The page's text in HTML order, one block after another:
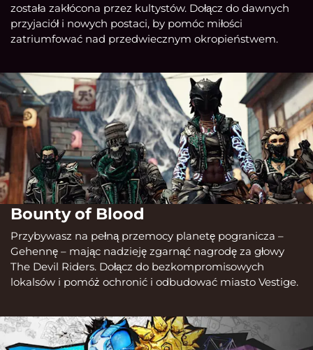
została zakłócona przez kultystów. Dołącz do dawnych
przyjaciół i nowych postaci, by pomóc miłości
zatriumfować nad przedwiecznym okropieństwem.
Bounty of Blood
Przybywasz na pełną przemocy planetę pogranicza –
Gehennę – mając nadzieję zgarnąć nagrodę za głowy
The Devil Riders. Dołącz do bezkompromisowych
lokalsów i pomóż ochronić i odbudować miasto Vestige.